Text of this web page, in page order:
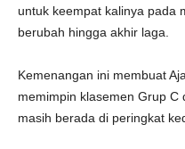
untuk keempat kalinya pada
berubah hingga akhir laga.
Kemenangan ini membuat
memimpin klasemen Grup C
masih berada di peringkat